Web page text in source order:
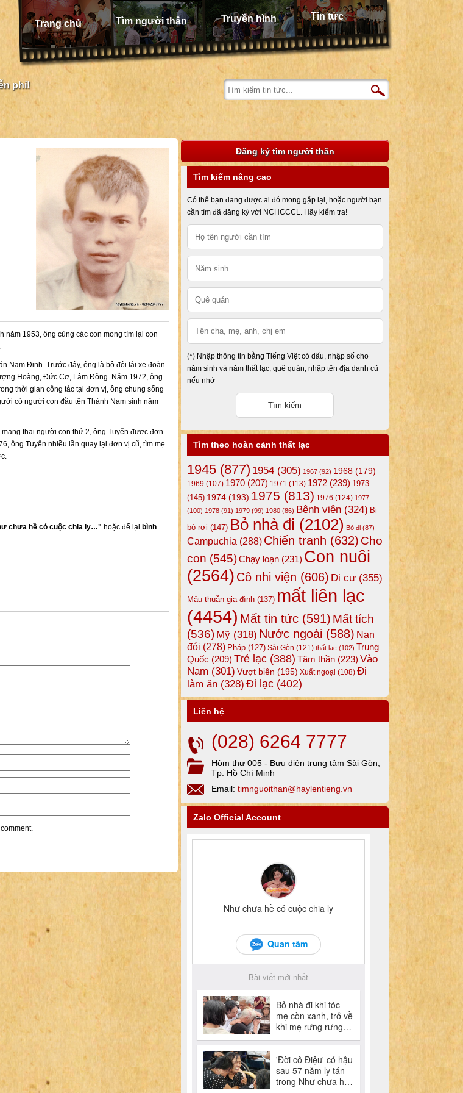
Trang chủ Tìm người thân Truyền hình Tin tức
phí!
năm 1953, ông cùng các con mong tìm lại con
Nam Định. Trước đây, ông là bộ đội lái xe đoàn
Hoàng, Đức Cơ, Lâm Đồng. Năm 1972, ông
thời gian công tác tại đơn vị, ông chung sống
có người con đầu tên Thành Nam sinh năm
thai người con thứ 2, ông Tuyến được đơn
ông Tuyến nhiều lần quay lại đơn vị cũ, tìm mẹ
chưa hề có cuộc chia ly…" hoặc để lại bình
Đăng ký tìm người thân
Tìm kiếm nâng cao
Có thể bạn đang được ai đó mong gặp lại, hoặc người bạn
cần tìm đã đăng ký với NCHCCCL. Hãy kiểm tra!
(*) Nhập thông tin bằng Tiếng Việt có dấu, nhập số cho
năm sinh và năm thất lạc, quê quán, nhập tên địa danh cũ
nếu nhớ
Tìm theo hoàn cảnh thất lạc
1945 (877) 1954 (305) 1967 (92) 1968 (179)
1969 (107) 1970 (207) 1971 (113) 1972 (239) 1973
(145) 1974 (193) 1975 (813) 1976 (124) 1977
(100) 1978 (91) 1979 (99) 1980 (86) Bệnh viện (324) Bị
bỏ rơi (147) Bỏ nhà đi (2102) Bỏ đi (87)
Campuchia (288) Chiến tranh (632) Cho
con (545)Chạy loạn (231) Con nuôi
(2564) Cô nhi viện (606) Di cư (355)
Mâu thuẫn gia đình (137) mất liên lạc
(4454) Mất tin tức (591) Mất tích
(536) Mỹ (318) Nước ngoài (588) Nạn
đói (278) Pháp (127) Sài Gòn (121) thất lạc (102) Trung
Quốc (209) Trẻ lạc (388) Tâm thần (223) Vào
Nam (301) Vượt biên (195) Xuất ngoại (108) Đi
làm ăn (328) Đi lạc (402)
Liên hệ
(028) 6264 7777
Hòm thư 005 - Bưu điện trung tâm Sài Gòn,
Tp. Hồ Chí Minh
Email: timnguoithan@haylentieng.vn
Zalo Official Account